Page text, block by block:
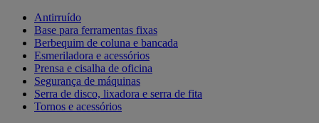
Antirruído
Base para ferramentas fixas
Berbequim de coluna e bancada
Esmeriladora e acessórios
Prensa e cisalha de oficina
Segurança de máquinas
Serra de disco, lixadora e serra de fita
Tornos e acessórios